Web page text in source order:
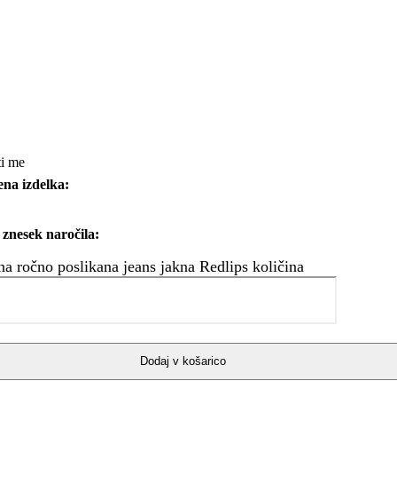
me
izdelka:
naročila:
ročno poslikana jeans jakna Redlips količina
Dodaj v košarico